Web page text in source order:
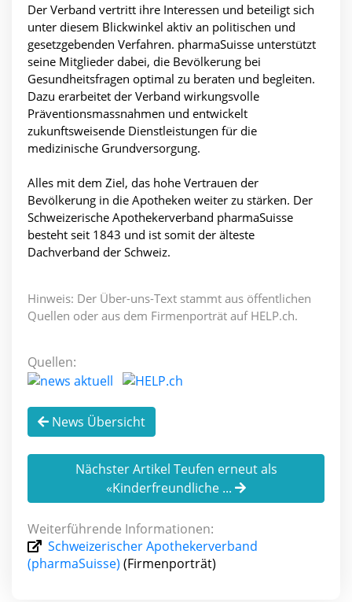
Der Verband vertritt ihre Interessen und beteiligt sich
unter diesem Blickwinkel aktiv an politischen und
gesetzgebenden Verfahren. pharmaSuisse unterstützt
seine Mitglieder dabei, die Bevölkerung bei
Gesundheitsfragen optimal zu beraten und begleiten.
Dazu erarbeitet der Verband wirkungsvolle
Präventionsmassnahmen und entwickelt
zukunftsweisende Dienstleistungen für die
medizinische Grundversorgung.
Alles mit dem Ziel, das hohe Vertrauen der
Bevölkerung in die Apotheken weiter zu stärken. Der
Schweizerische Apothekerverband pharmaSuisse
besteht seit 1843 und ist somit der älteste
Dachverband der Schweiz.
Hinweis: Der Über-uns-Text stammt aus öffentlichen
Quellen oder aus dem Firmenporträt auf HELP.ch.
Quellen:
News Übersicht
Nächster Artikel Teufen erneut als
«Kinderfreundliche ...
Weiterführende Informationen:
Schweizerischer Apothekerverband
(pharmaSuisse) (Firmenporträt)